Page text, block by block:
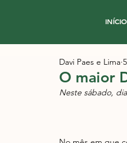
INÍCIO
O maior
Davi Paes e Lima
Neste sábado,